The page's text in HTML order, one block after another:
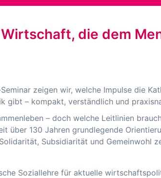
die dem
zeigen wir, welche Impulse die
gibt – kompakt, verständlich und
– doch welche Leitlinien
über 130 Jahren grundlegende
Subsidiarität und Gemeinwohl
Soziallehre für aktuelle